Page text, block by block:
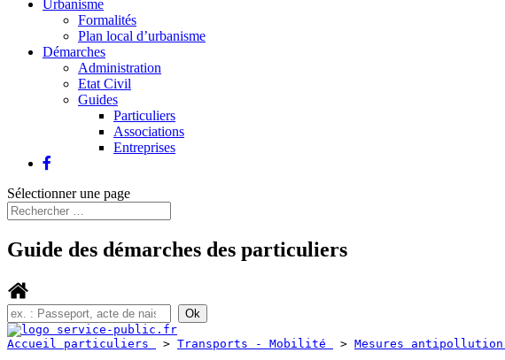
Urbanisme
Formalités
Plan local d’urbanisme
Démarches
Administration
Etat Civil
Guides
Particuliers
Associations
Entreprises
Sélectionner une page
Guide des démarches des particuliers
Accueil particuliers > Transports - Mobilité > Mesures antipollution